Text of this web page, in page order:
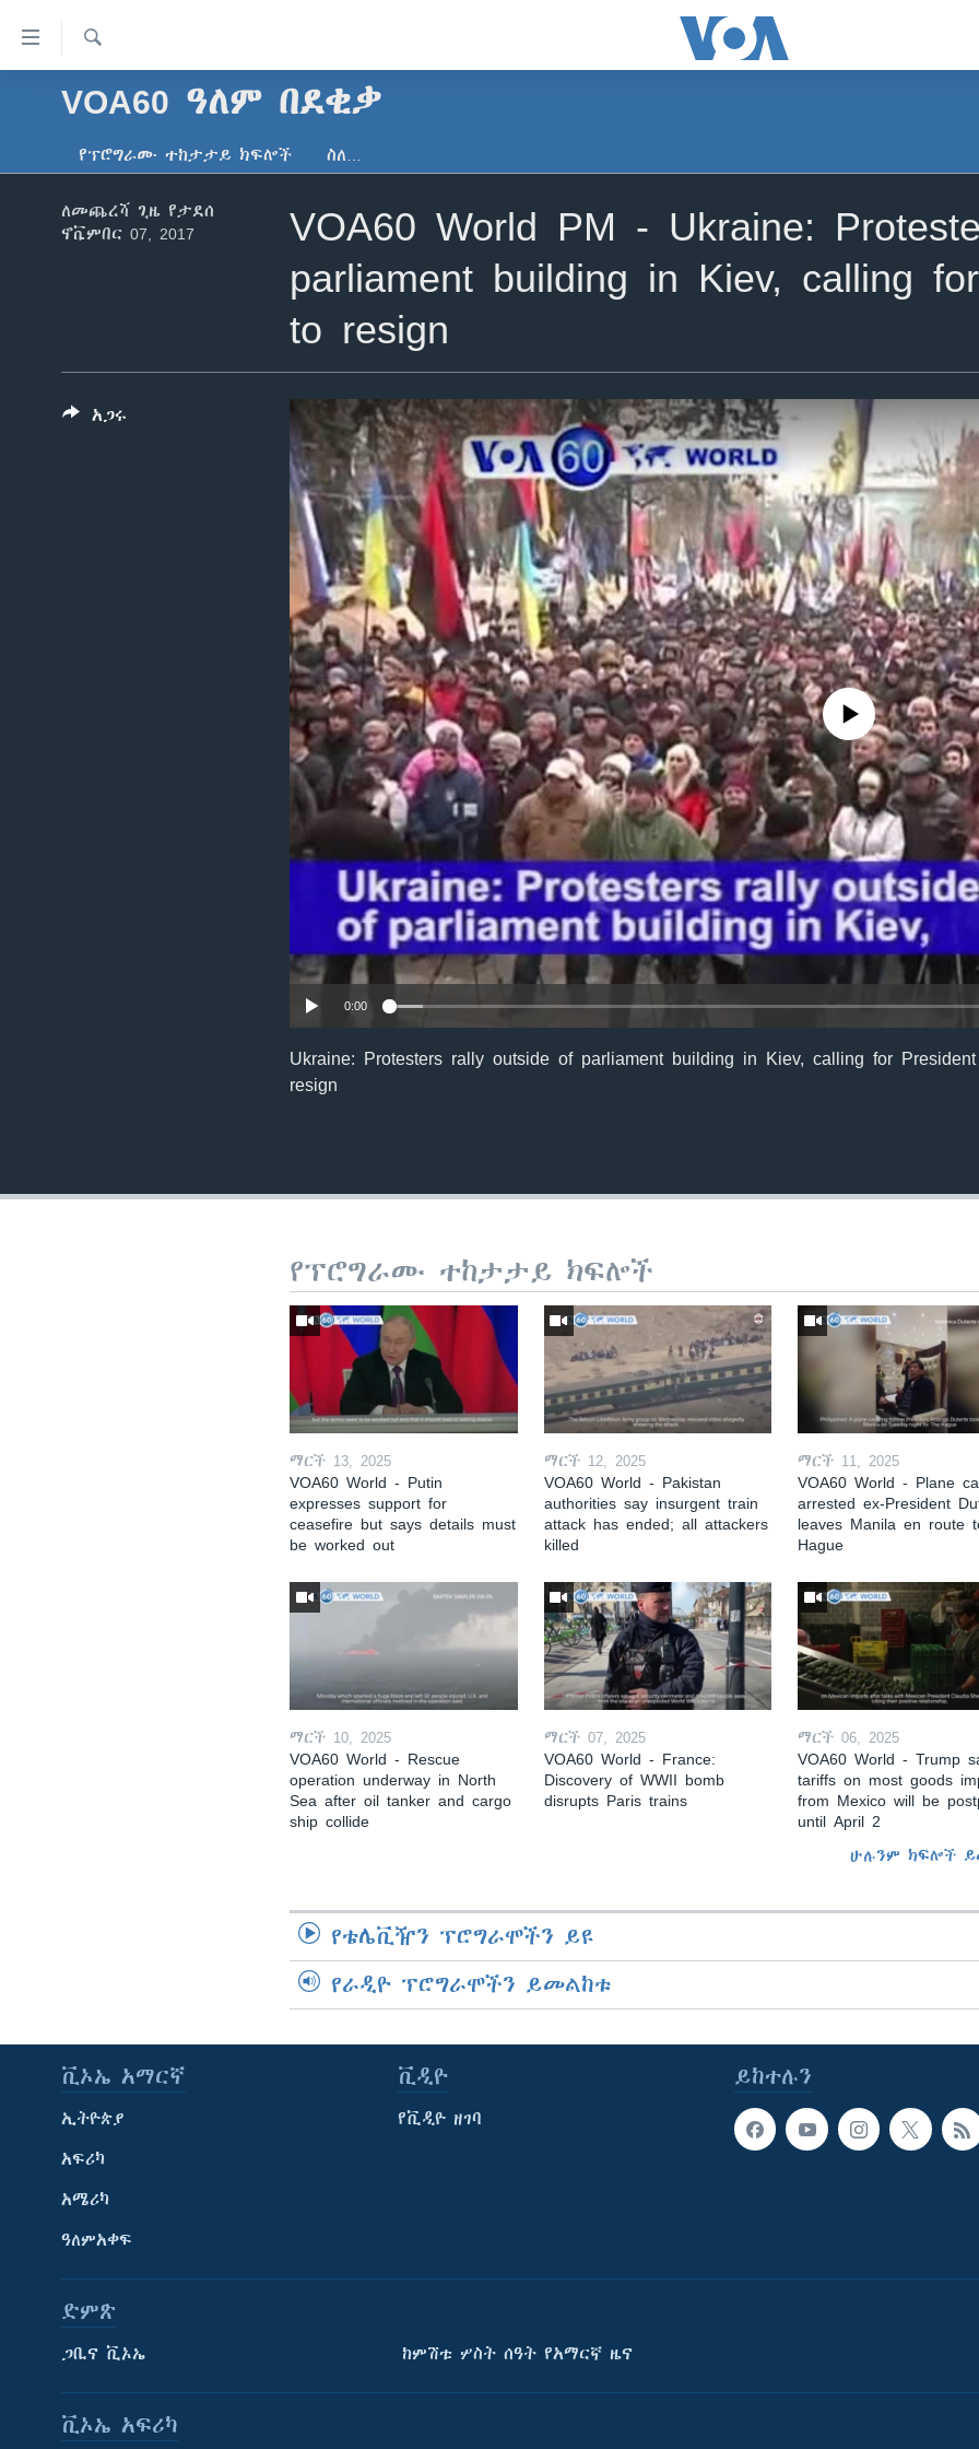
የመሥሪያ
ማገናኛዎች
ይዘትአፍሪካ
ዓለምአቀፍ
ጋቢና ቪኦኤ
ከምሽቱ ሦስት ሰዓት የአማርኛ ዜና
VOA60 ዓለም በደቂቃ
የፕሮግራሙ ተከታታይ ክፍሎች ስለ…
VOA60 World PM - Ukraine:
parliament building in Kiev, calling
to resign
ለመጨረሻ ጊዜ የታደሰ
ኖቬምበር 07, 2017
No media source currently
0:00
Ukraine: Protesters rally outside of parliament building in Kiev, calling for
resign
አጋሩ
የፕሮግራሙ ተከታታይ ክፍሎች
ማርች 13, 2025
VOA60 World - Putin
expresses support for
ceasefire but says details must
be worked out
ማርች 12, 2025
VOA60 World - Pakistan
authorities say insurgent train
attack has ended; all attackers
killed
ማርች 11, 2025
VOA60 World - Plane
arrested ex-President
leaves Manila en route
Hague
ማርች 10, 2025
VOA60 World - Rescue
operation underway in North
Sea after oil tanker and cargo
ship collide
ማርች 07, 2025
VOA60 World - France:
Discovery of WWII bomb
disrupts Paris trains
ማርች 06, 2025
VOA60 World - Trump
tariffs on most goods
from Mexico will be
until April 2
ሁሉንም ክፍሎች
የቴሌቪዥን ፕሮግራሞችን ይዩ
የራዲዮ ፕሮግራሞችን ይመልከቱ
ይከተሉን
ቪኦኤ አማርኛ
ኢትዮጵያ
አፍሪካ
አሜሪካ
ዓለምአቀፍ
ቪዲዮ
የቪዲዮ ዘገባ
ድምጽ
ጋቢና ቪኦኤ ከምሽቱ ሦስት ሰዓት የአማርኛ ዜና
ቪኦኤ አፍሪካ